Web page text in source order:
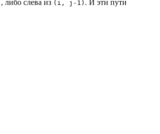
, либо слева из (i, j-1) . И эти пути